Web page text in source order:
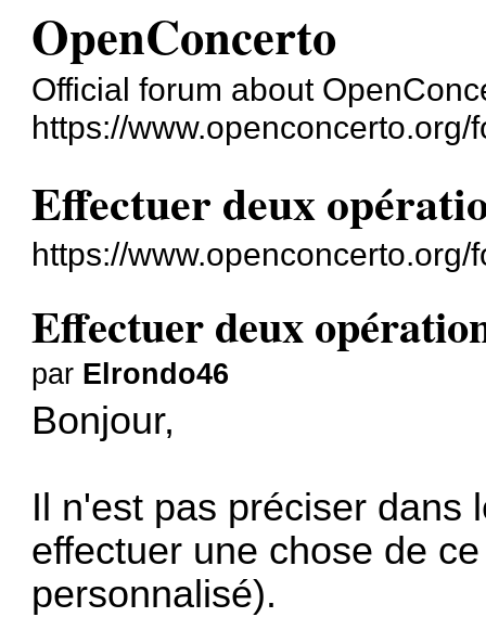
OpenConcerto
Official forum about
https://www.openconcerto.org/
Effectuer deux
https://
Effectuer deux
par Elrondo46
Bonjour,
Il n'est pas préciser dans
effectuer une chose de
personnalisé).